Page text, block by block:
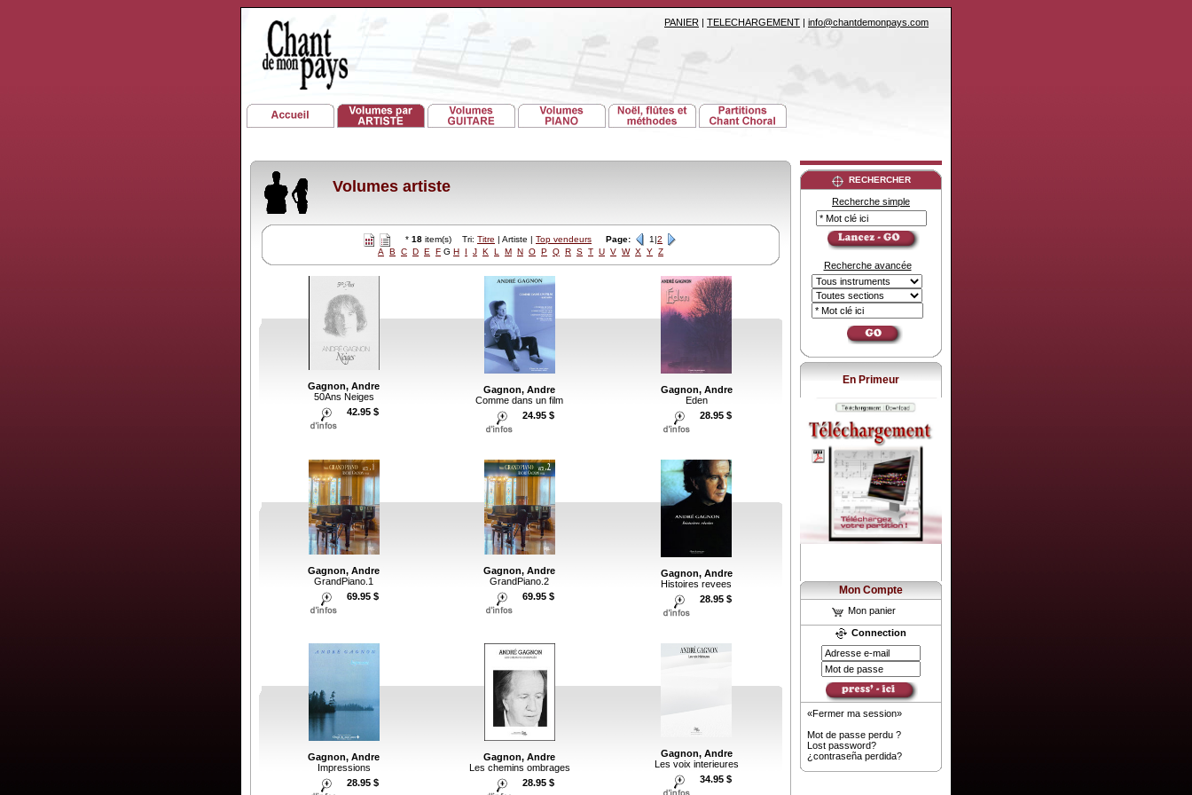
PANIER | TELECHARGEMENT | info@chantdemonpays.com
Volumes artiste
* 18 item(s) Tri: Titre | Artiste | Top vendeurs Page: 1|2
A
B C D E F G H I J K L M N O P Q R S T U V W X Y Z
Gagnon, Andre
50Ans Neiges
42.95 $
Gagnon, Andre
Comme dans un film
24.95 $
Gagnon, Andre
Eden
28.95 $
Gagnon, Andre
GrandPiano.1
69.95 $
Gagnon, Andre
GrandPiano.2
69.95 $
Gagnon, Andre
Histoires revees
28.95 $
Gagnon, Andre
Impressions
28.95 $
Gagnon, Andre
Les chemins ombrages
28.95 $
Gagnon, Andre
Les voix interieures
34.95 $
RECHERCHER
Recherche simple
Recherche avancée
En Primeur
Mon Compte
Mon panier
Connection
«Fermer ma session»
Mot de passe perdu ?
Lost password?
¿contraseña perdida?